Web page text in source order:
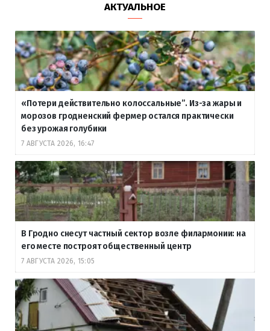
АКТУАЛЬНОЕ
«Потери действительно колоссальные”. Из-за жары и
морозов гродненский фермер остался практически
без урожая голубики
7 АВГУСТА 2026, 16:47
В Гродно снесут частный сектор возле филармонии: на
его месте построят общественный центр
7 АВГУСТА 2026, 15:05